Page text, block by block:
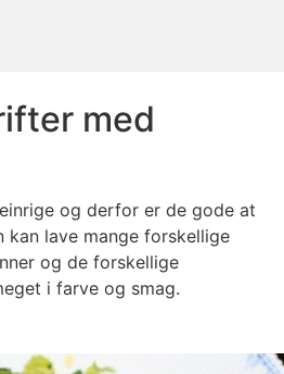
med
og derfor er de gode at
kan lave mange forskellige
og de forskellige
i farve og smag.